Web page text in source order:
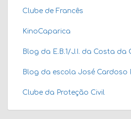
Clube de Francês
KinoCaparica
Blog da E.B.1/J.I. da Costa da
Blog da escola José Cardoso
Clube da Proteção Civil